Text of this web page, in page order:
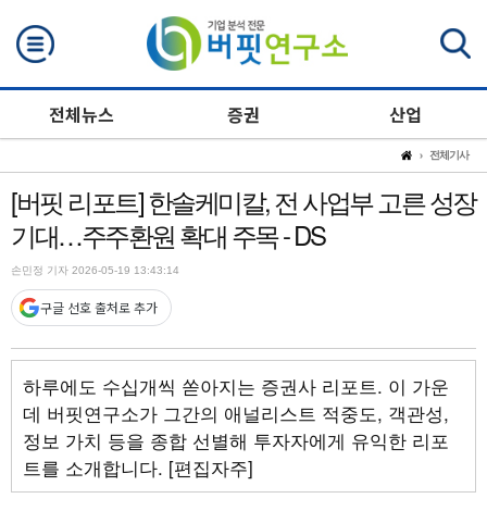
전체뉴스 증권 산업
전체기사
[버핏 리포트] 한솔케미칼, 전 사업부 고른 성장
기대…주주환원 확대 주목 - DS
손민정 기자 2026-05-19 13:43:14
구글 선호 출처로 추가
하루에도 수십개씩 쏟아지는 증권사 리포트. 이 가운
데 버핏연구소가 그간의 애널리스트 적중도, 객관성,
정보 가치 등을 종합 선별해 투자자에게 유익한 리포
트를 소개합니다. [편집자주]
검색